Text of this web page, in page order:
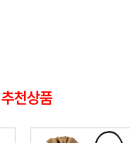
추천상품